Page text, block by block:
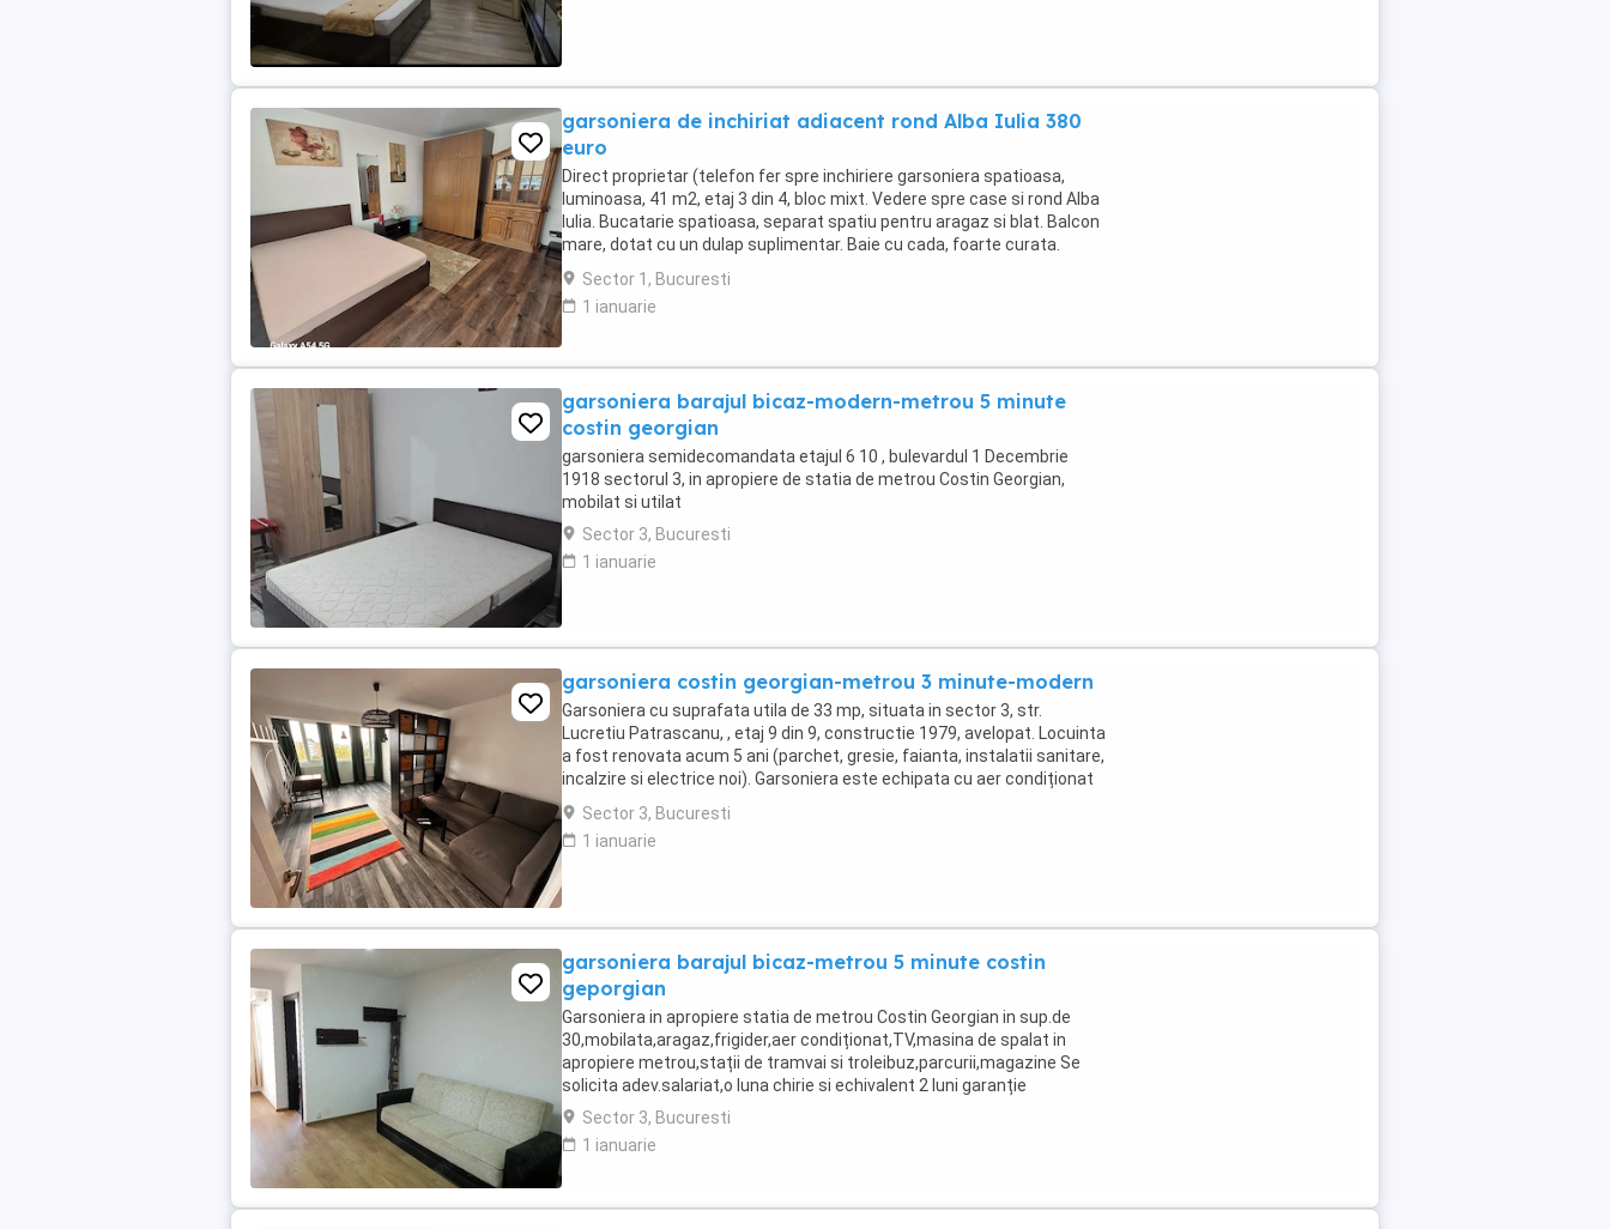
garsoniera de inchiriat adiacent rond Alba Iulia 380
euro
Direct proprietar (telefon fer spre inchiriere garsoniera spatioasa,
luminoasa, 41 m2, etaj 3 din 4, bloc mixt. Vedere spre case si rond Alba
Iulia. Bucatarie spatioasa, separat spatiu pentru aragaz si blat. Balcon
mare, dotat cu un dulap suplimentar. Baie cu cada, foarte curata.
Debara spatioasa, utila ...
Sector 1, Bucuresti
1 ianuarie
garsoniera barajul bicaz-modern-metrou 5 minute
costin georgian
garsoniera semidecomandata etajul 6 10 , bulevardul 1 Decembrie
1918 sectorul 3, in apropiere de statia de metrou Costin Georgian,
mobilat si utilat
Sector 3, Bucuresti
1 ianuarie
garsoniera costin georgian-metrou 3 minute-modern
Garsoniera cu suprafata utila de 33 mp, situata in sector 3, str.
Lucretiu Patrascanu, , etaj 9 din 9, constructie 1979, avelopat. Locuinta
a fost renovata acum 5 ani (parchet, gresie, faianta, instalatii sanitare,
incalzire si electrice noi). Garsoniera este echipata cu aer condiționat
nou, masina ...
Sector 3, Bucuresti
1 ianuarie
garsoniera barajul bicaz-metrou 5 minute costin
geporgian
Garsoniera in apropiere statia de metrou Costin Georgian in sup.de
30,mobilata,aragaz,frigider,aer condiționat,TV,masina de spalat in
apropiere metrou,stații de tramvai si troleibuz,parcurii,magazine Se
solicita adev.salariat,o luna chirie si echivalent 2 luni garanție
Sector 3, Bucuresti
1 ianuarie